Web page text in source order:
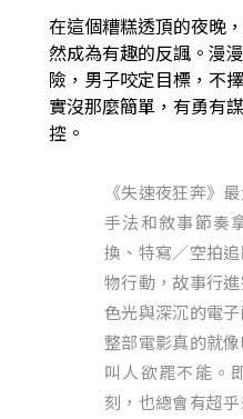
在這個糟糕透頂的夜晚
然成為有趣的反諷。漫
險，男子咬定目標，不
實沒那麼簡單，有勇有
控。
《失速夜狂奔》
手法和敘事節奏
換、特寫／空拍
物行動，故事行
色光與深沉的電
整部電影真的就
叫人欲罷不能。
刻，也總會有超